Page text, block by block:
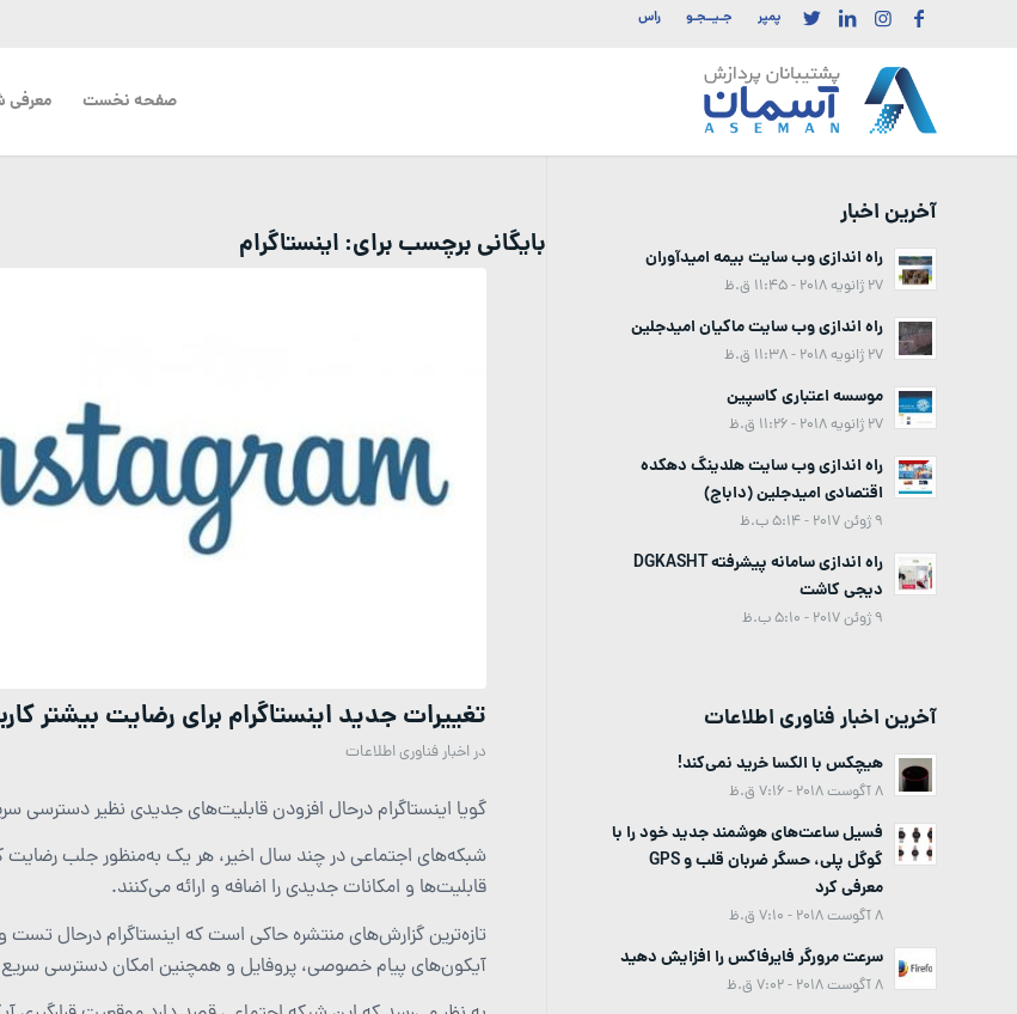
پمپر جـیــجـو راس
صفحه نخست معرفی
بایگانی برچسب برای:اینستاگرام
تغییرات جدید اینستاگرام برای رضایت بیشتر
دراخبار فناوری اطلاعات
گویا اینستاگرام درحال افزودن قابلیت‌های جدیدی نظیر دسترسی
شبکه‌های اجتماعی در چند سال اخیر، هر یک به‌منظور جلب رضایت
قابلیت‌ها و امکانات جدیدی را اضافه و ارائه می‌کنند.
تازه‌ترین گزارش‌های منتشره حاکی است که اینستاگرام درحال
آیکون‌های پیام خصوصی، پروفایل و همچنین امکان دسترسی سریع
آخرین اخبار
راه اندازی وب سایت بیمه امیدآوران
27 ژانویه 2018 - 11:45 ق.ظ
راه اندازی وب سایت ماکیان امیدجلین
27 ژانویه 2018 - 11:38 ق.ظ
موسسه اعتباری کاسپین
27 ژانویه 2018 - 11:26 ق.ظ
راه اندازی وب سایت هلدینگ دهکده
اقتصادی امیدجلین (داباج)
9 ژوئن 2017 - 5:14 ب.ظ
راه اندازی سامانه پیشرفته DGKASHT
دیجی کاشت
9 ژوئن 2017 - 5:10 ب.ظ
آخرین اخبار فناوری اطلاعات
هیچکس با الکسا خرید نمی‌کند!
8 آگوست 2018 - 7:16 ق.ظ
فسیل ساعت‌های هوشمند جدید خود را با
گوگل پلی، حسگر ضربان قلب و GPS
معرفی کرد
8 آگوست 2018 - 7:10 ق.ظ
سرعت مرورگر فایرفاکس را افزایش دهید
8 آگوست 2018 - 7:02 ق.ظ